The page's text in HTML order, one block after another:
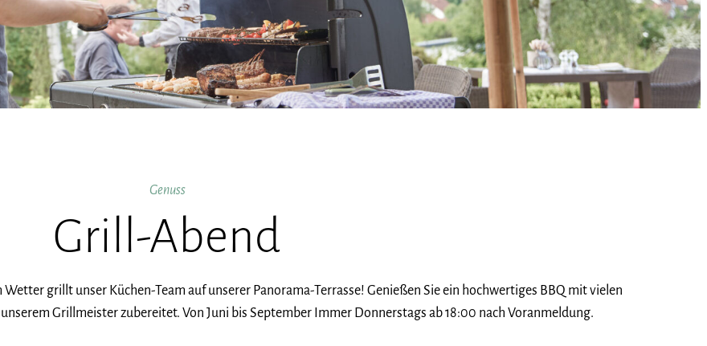
Genuss
Grill-Abend
grillt unser Küchen-Team auf unserer Panorama-Terrasse! Genießen Sie ein hochwertiges BBQ mit vielen
Grillmeister zubereitet. Von Juni bis September Immer Donnerstags ab 18:00 nach Voranmeldung.